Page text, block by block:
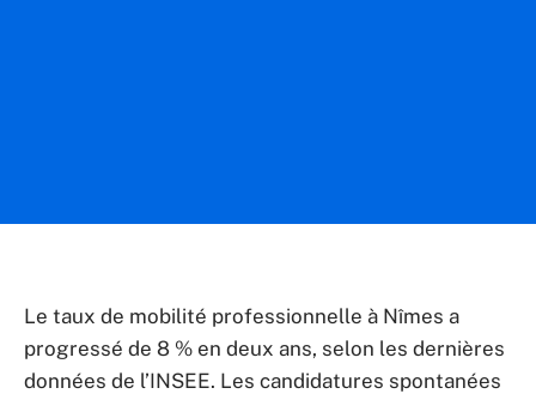
Le taux de mobilité professionnelle à Nîmes a
progressé de 8 % en deux ans, selon les dernières
données de l’INSEE. Les candidatures spontanées